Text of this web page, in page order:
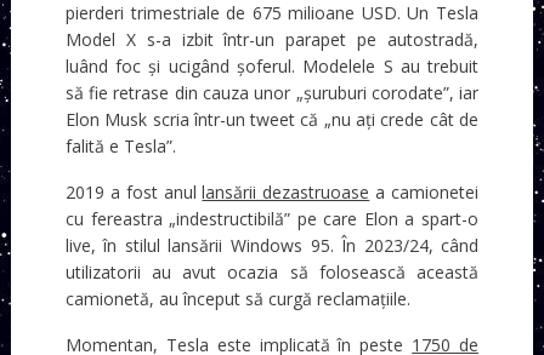
pierderi trimestriale de 675 milioane USD. Un Tesla
Model X s-a izbit într-un parapet pe autostradă,
luând foc și ucigând șoferul. Modelele S au trebuit
să fie retrase din cauza unor „șuruburi corodate”, iar
Elon Musk scria într-un tweet că „nu ați crede cât de
falită e Tesla”.
2019 a fost anullansării dezastruoase a camionetei
cu fereastra „indestructibilă” pe care Elon a spart-o
live, în stilul lansării Windows 95. În 2023/24, când
utilizatorii au avut ocazia să folosească această
camionetă, au început să curgă reclamațiile.
Momentan, Tesla este implicată în peste 1750 de